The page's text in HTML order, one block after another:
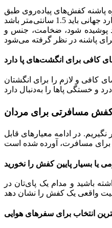
پاشنه کفش‌های پیاده‌روی طبق
پوشیده شود، ضخامت، جنس و
کافی برای انگشت‌های پا دارد
کافی و لازم را برای انگشتان
کفش مسافرتی برای مردان
نگیریم. در ادامه معیارهای قابل
یا بسیار پایین کفش را نخورید
باشید و مدام یک ‌پای‌تان در
انتخاب برای سفرهای هوایی